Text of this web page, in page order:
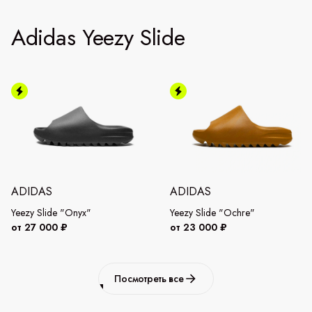
Adidas Yeezy Slide
ADIDAS
Yeezy Slide "Onyx"
от 27 000 ₽
ADIDAS
Yeezy Slide "Ochre"
от 23 000 ₽
Посмотреть все